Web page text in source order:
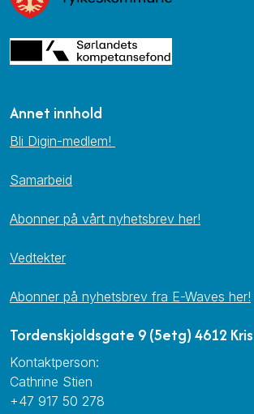
Annet innhold
Bli Digin-medlem!
Samarbeid
Abonner på vårt nyhetsbrev her!
Vedtekter
Abonner på nyhetsbrev fra E-Waves her!
Tordenskjoldsgate 9 (5etg) 4612
Kontaktperson:
Cathrine Stien
+47 917 50 278